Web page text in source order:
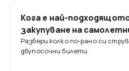
Кога е най-
закупуване на
Разбери колко по-рано си
двупосочни билети.